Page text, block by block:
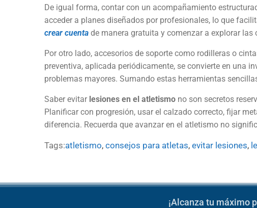
De igual forma, contar con un acompañamiento
acceder a planes diseñados por profesionales, lo que
crear cuenta de manera gratuita y comenzar a explorar las
Por otro lado, accesorios de soporte como rodilleras o
preventiva, aplicada periódicamente, se convierte en una
problemas mayores. Sumando estas herramientas
Saber evitar lesiones en el atletismo no son secretos
Planificar con progresión, usar el calzado correcto, fijar
diferencia. Recuerda que avanzar en el atletismo no
Tags:atletismo, consejos para atletas, evitar lesiones,
¡Alcanza tu máximo